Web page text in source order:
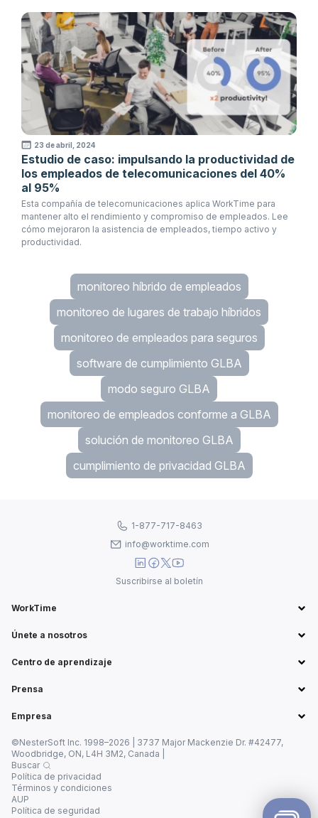
23 de abril, 2024
Estudio de caso: impulsando la productividad de
los empleados de telecomunicaciones del 40%
al 95%
Esta compañía de telecomunicaciones aplica WorkTime para
mantener alto el rendimiento y compromiso de empleados. Lee
cómo mejoraron la asistencia de empleados, tiempo activo y
productividad.
monitoreo híbrido de empleados
monitoreo de lugares de trabajo híbridos
monitoreo de empleados para seguros
software de cumplimiento GLBA
modo seguro GLBA
monitoreo de empleados conforme a GLBA
solución de monitoreo GLBA
cumplimiento de privacidad GLBA
WorkTime
Únete a nosotros
Centro de aprendizaje
Prensa
Empresa
1-877-717-8463
info@worktime.com
Suscribirse al boletín
©NesterSoft Inc. 1998–2026 | 3737 Major Mackenzie Dr. #42477,
Woodbridge, ON, L4H 3M2, Canada |
Buscar
Política de privacidad
Términos y condiciones
AUP
Política de seguridad